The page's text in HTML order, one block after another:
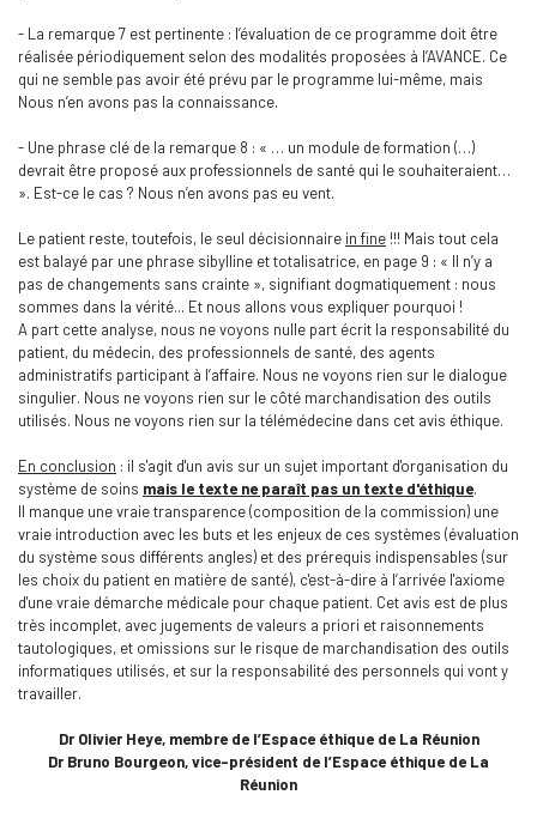
- La remarque 7 est pertinente : l’évaluation de ce programme doit être
réalisée périodiquement selon des modalités proposées à l’AVANCE. Ce
qui ne semble pas avoir été prévu par le programme lui-même, mais
Nous n’en avons pas la connaissance.
- Une phrase clé de la remarque 8 : « … un module de formation (…)
devrait être proposé aux professionnels de santé qui le souhaiteraient…
». Est-ce le cas ? Nous n’en avons pas eu vent.
Le patient reste, toutefois, le seul décisionnaire in fine !!! Mais tout cela
est balayé par une phrase sibylline et totalisatrice, en page 9 : « Il n’y a
pas de changements sans crainte », signifiant dogmatiquement : nous
sommes dans la vérité... Et nous allons vous expliquer pourquoi !
A part cette analyse, nous ne voyons nulle part écrit la responsabilité du
patient, du médecin, des professionnels de santé, des agents
administratifs participant à l’affaire. Nous ne voyons rien sur le dialogue
singulier. Nous ne voyons rien sur le côté marchandisation des outils
utilisés. Nous ne voyons rien sur la télémédecine dans cet avis éthique.
En conclusion : il s'agit d'un avis sur un sujet important d'organisation du
système de soins mais le texte ne paraît pas un texte d'éthique.
Il manque une vraie transparence (composition de la commission) une
vraie introduction avec les buts et les enjeux de ces systèmes (évaluation
du système sous différents angles) et des prérequis indispensables (sur
les choix du patient en matière de santé), c'est-à-dire à l’arrivée l'axiome
d'une vraie démarche médicale pour chaque patient. Cet avis est de plus
très incomplet, avec jugements de valeurs a priori et raisonnements
tautologiques, et omissions sur le risque de marchandisation des outils
informatiques utilisés, et sur la responsabilité des personnels qui vont y
travailler.
Dr Olivier Heye, membre de l’Espace éthique de La Réunion
Dr Bruno Bourgeon, vice-président de l’Espace éthique de La
Réunion